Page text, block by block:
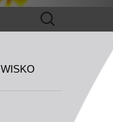
Szukaj: